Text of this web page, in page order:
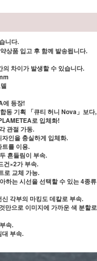
니다.
상품 입고 후 함께 발송됩니다.
차이가 발생할 수 있습니다.
에 등장!
동 기획 「큐티 허니 Nova」보다,
로 입체화!
관절 가동.
인을 충실하게 입체화.
트를 이용.
흔들림이 부속.
건×2가 부속.
로 교체 가능.
하는 시선을 선택할 수 있는 4종류
각부의 마킹도 데칼로 부속.
만으로 이미지에 가까운 색 분할로
속.
대 부속.